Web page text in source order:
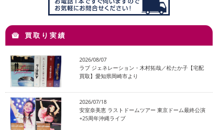
買取り実績
2026/08/07
ラブ ジェネレーション・木村拓哉／松たか子【宅配
買取】愛知県岡崎市より
2026/07/18
安室奈美恵 ラストドームツアー 東京ドーム最終公演
+25周年沖縄ライブ